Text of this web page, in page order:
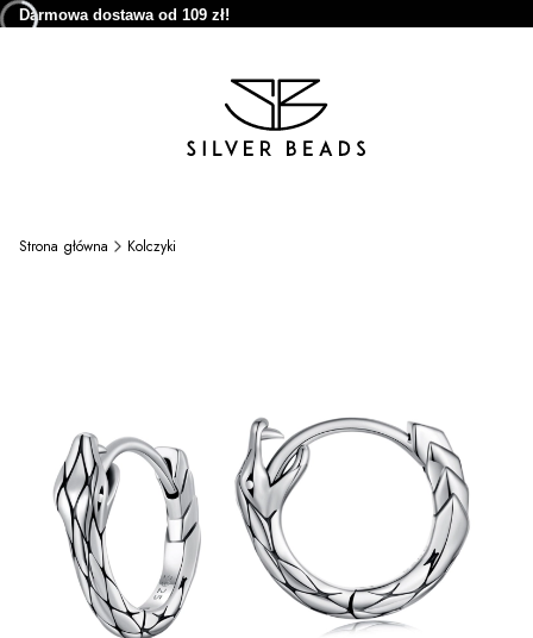
Darmowa dostawa od 109 zł!
Strona główna Kolczyki